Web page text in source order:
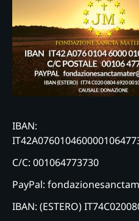
IBAN:
C/C: 001064773730
PayPal:
IBAN: (ESTERO)